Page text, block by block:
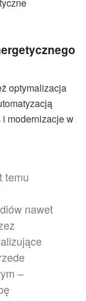
optymalizacja
modernizacje w
temu
nawet
–